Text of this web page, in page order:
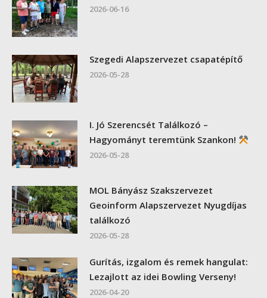
2026-06-16
Szegedi Alapszervezet csapatépítő
2026-05-28
I. Jó Szerencsét Találkozó –
Hagyományt teremtünk Szankon!
2026-05-28
MOL Bányász Szakszervezet
Geoinform Alapszervezet Nyugdíjas
találkozó
2026-05-28
Gurítás, izgalom és remek hangulat:
Lezajlott az idei Bowling Verseny!
2026-04-20